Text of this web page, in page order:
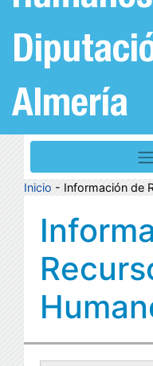
Almería
Inicio - Información de